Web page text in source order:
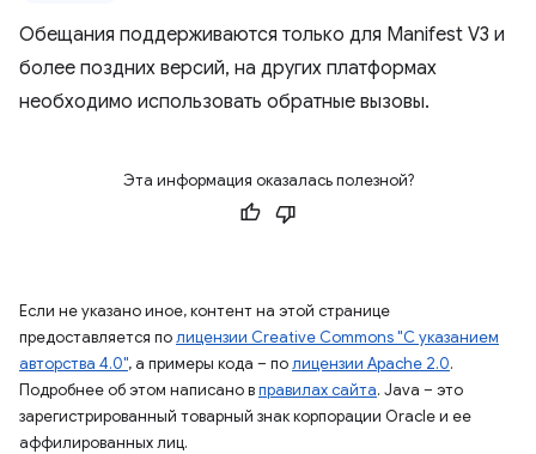
Обещания поддерживаются только для Manifest V3 и
более поздних версий, на других платформах
необходимо использовать обратные вызовы.
Эта информация оказалась полезной?
Если не указано иное, контент на этой странице
предоставляется полицензии Creative Commons "С указанием
авторства 4.0", а примеры кода – полицензии Apache 2.0.
Подробнее об этом написано вправилах сайта. Java – это
зарегистрированный товарный знак корпорации Oracle и ее
аффилированных лиц.